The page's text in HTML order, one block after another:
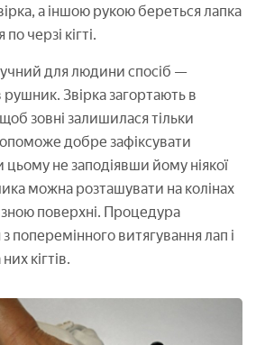
а іншою рукою береться лапка
черзі кігті.
для людини спосіб —
рушник. Звірка загортають в
зовні залишилася тільки
добре зафіксувати
не заподіявши йому ніякої
можна розташувати на колінах
поверхні. Процедура
поперемінного витягування лап і
кігтів.